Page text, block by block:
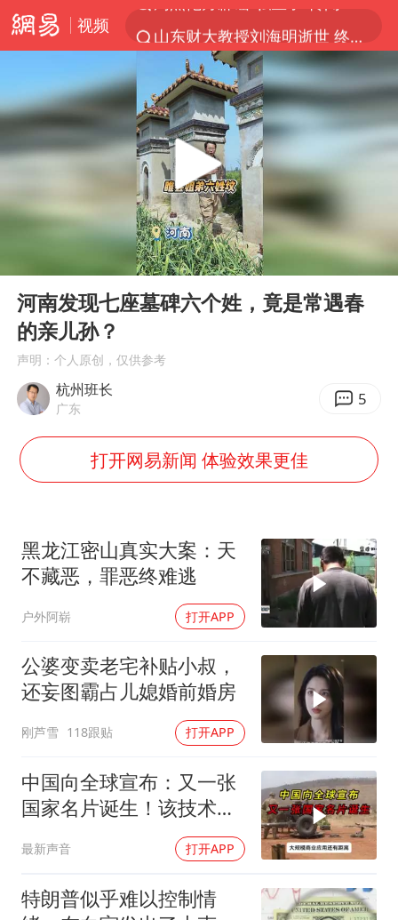
视频
官方通报传销头目出狱办书院
逃犯看演唱会 刚出地铁就被逮住
台风白海豚可能在浙江登陆
因凡蒂诺首次公开道歉
《Monica》填词人黎彼得去世
人贩子“梅姨”真实姓名曝光
谷歌首席科学家Jeff Dean离职创业
“银行午休1.5小时”留个窗口行不行
陕西柞水遭遇暴雨五千余户群众转移
汕头市政府被约谈
董路致歉：泰国10岁黑人父母是伪造的
总书记关心百姓身边这些民生大事
Play
03:43
河南发现七座墓碑六个姓，竟是常遇春
的亲儿孙？
声明：个人原创，仅供参考
杭州班长
广东 5
打开网易新闻 体验效果更佳
黑龙江密山真实大案：天
不藏恶，罪恶终难逃
户外阿崭 打开APP
公婆变卖老宅补贴小叔，
还妄图霸占儿媳婚前婚房
刚芦雪 118跟贴 打开APP
中国向全球宣布：又一张
国家名片诞生！该技术全
最新声音 打开APP
特朗普似乎难以控制情